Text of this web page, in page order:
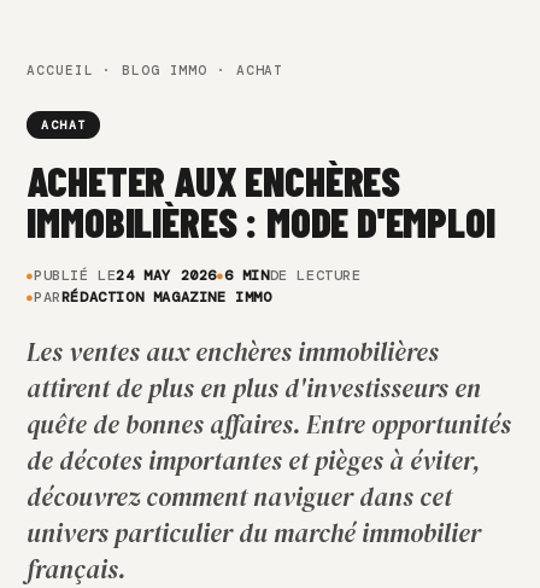
ACCUEIL ·BLOG IMMO · ACHAT
ACHAT
ACHETER AUX ENCHÈRES
IMMOBILIÈRES : MODE D'EMPLOI
PUBLIÉ LE24 MAY 2026 6 MINDE LECTURE
PARRÉDACTION MAGAZINE IMMO
Les ventes aux enchères immobilières
attirent de plus en plus d'investisseurs en
quête de bonnes affaires. Entre opportunités
de décotes importantes et pièges à éviter,
découvrez comment naviguer dans cet
univers particulier du marché immobilier
français.